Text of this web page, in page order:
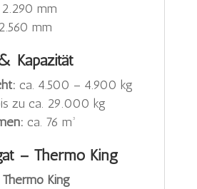
mm
mm
Kapazität
ca. 4.500 – 4.900 kg
zu ca. 29.000 kg
ca. 76 m³
– Thermo King
Thermo King